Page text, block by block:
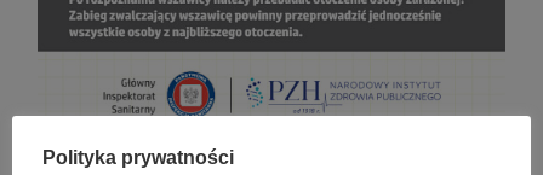
Polityka prywatności